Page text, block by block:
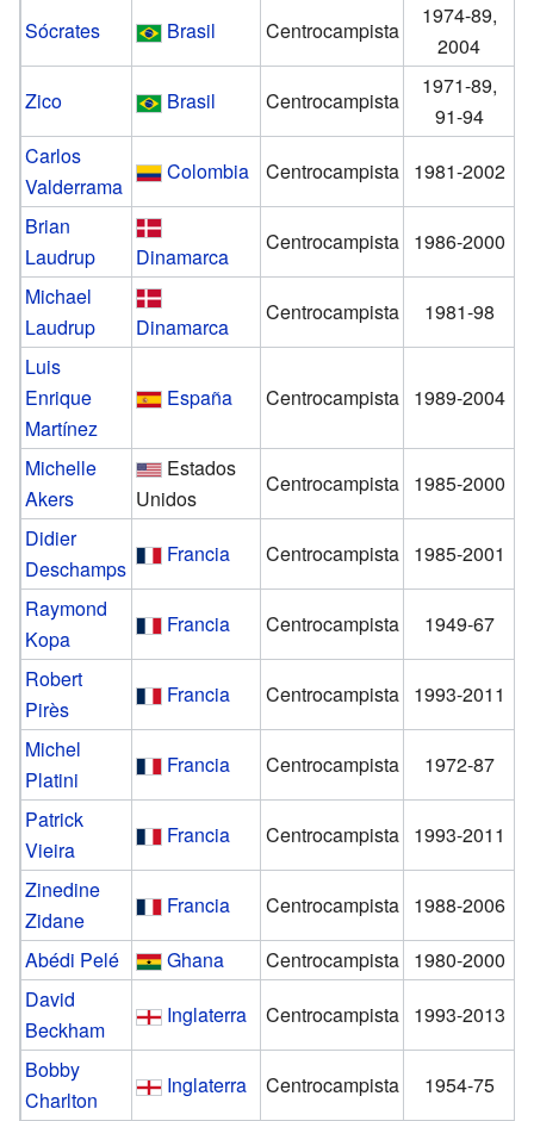
Sócrates
Brasil Centrocampista
1974-89,
2004
Zico
Brasil Centrocampista
1971-89,
91-94
Carlos
Valderrama
Colombia Centrocampista 1981-2002
Brian
Laudrup
Dinamarca
Centrocampista 1986-2000
Michael
Laudrup
Dinamarca
Centrocampista
1981-98
Luis
Enrique
Martínez
España Centrocampista 1989-2004
Michelle
Akers
Estados
Unidos
Centrocampista 1985-2000
Didier
Deschamps
Francia Centrocampista 1985-2001
Raymond
Kopa
Francia Centrocampista
1949-67
Robert
Pirès
Francia Centrocampista 1993-2011
Michel
Platini
Francia Centrocampista
1972-87
Patrick
Vieira
Francia Centrocampista 1993-2011
Zinedine
Zidane
Francia Centrocampista 1988-2006
Abédi Pelé
Ghana Centrocampista 1980-2000
David
Beckham
Inglaterra Centrocampista 1993-2013
Bobby
Charlton
Inglaterra Centrocampista 1954-75